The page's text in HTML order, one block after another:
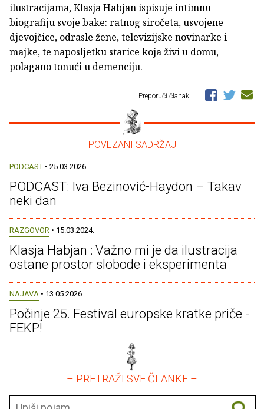
ilustracijama, Klasja Habjan ispisuje intimnu
biografiju svoje bake: ratnog siročeta, usvojene
djevojčice, odrasle žene, televizijske novinarke i
majke, te naposljetku starice koja živi u domu,
polagano tonući u demenciju.
Preporuči članak
– POVEZANI SADRŽAJ –
PODCAST • 25.03.2026.
PODCAST: Iva Bezinović-Haydon – Takav
neki dan
RAZGOVOR • 15.03.2024.
Klasja Habjan : Važno mi je da ilustracija
ostane prostor slobode i eksperimenta
NAJAVA • 13.05.2026.
Počinje 25. Festival europske kratke priče -
FEKP!
– PRETRAŽI SVE ČLANKE –